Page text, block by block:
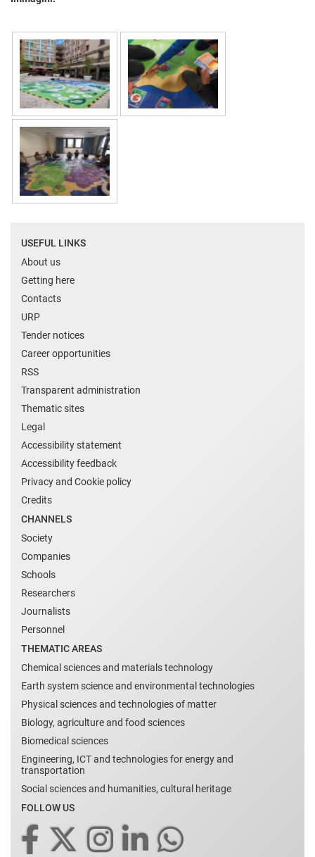
USEFUL LINKS
About us
Getting here
Contacts
URP
Tender notices
Career opportunities
RSS
Transparent administration
Thematic sites
Legal
Accessibility statement
Accessibility feedback
Privacy and Cookie policy
Credits
CHANNELS
Society
Companies
Schools
Researchers
Journalists
Personnel
THEMATIC AREAS
Chemical sciences and materials technology
Earth system science and environmental technologies
Physical sciences and technologies of matter
Biology, agriculture and food sciences
Biomedical sciences
Engineering, ICT and technologies for energy and
transportation
Social sciences and humanities, cultural heritage
FOLLOW US